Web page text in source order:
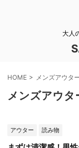
大人
HOME > メンズアウタ
メンズアウタ
アウター 読み物